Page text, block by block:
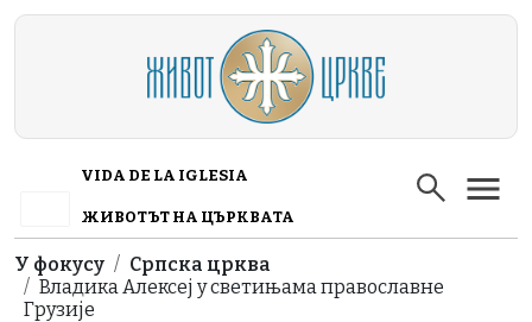
Skip to main content
VIDA DE LA IGLESIA
ЖИВОТЪТ НА ЦЪРКВАТА
Breadcrumb
У фокусу
Српска црква
Владика Алексеј у светињама православне
Грузије